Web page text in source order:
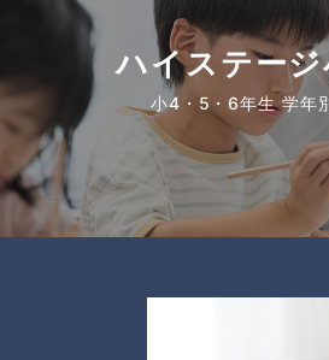
ハイステージ
小4・5・6年生 学年